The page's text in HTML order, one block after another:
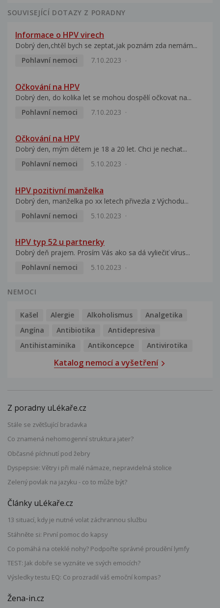
SOUVISEJÍCÍ DOTAZY Z PORADNY
Informace o HPV virech
Dobrý den,chtěl bych se zeptat,jak poznám zda nemám...
Pohlavní nemoci
7.10.2023
Očkování na HPV
Dobrý den, do kolika let se mohou dospělí očkovat na...
Pohlavní nemoci
7.10.2023
Očkování na HPV
Dobrý den, mým dětem je 18 a 20 let. Chci je nechat...
Pohlavní nemoci
5.10.2023
HPV pozitivní manželka
Dobrý den, manželka po xx letech přivezla z Východu...
Pohlavní nemoci
5.10.2023
HPV typ 52 u partnerky
Dobrý deň prajem. Prosím Vás ako sa dá vyliečiť vírus...
Pohlavní nemoci
5.10.2023
NEMOCI
Kašel Alergie Alkoholismus
Analgetika
Angína
Antibiotika
Antidepresiva
Antihistaminika
Antikoncepce Antivirotika
Katalog nemocí a vyšetření
Z poradny uLékaře.cz
Stále se zvětšující bradavka
Co znamená nehomogenní struktura jater?
Občasné píchnutí pod žebry
Dyspepsie: Větry i při malé námaze, nepravidelná stolice
Zelený povlak na jazyku - co to může být?
Články uLékaře.cz
13 situací, kdy je nutné volat záchrannou službu
Stáhněte si: První pomoc do kapsy
Co pomáhá na oteklé nohy? Podpořte správné proudění lymfy
TEST: Jak dobře se vyznáte ve svých emocích?
Výsledky testu EQ: Co prozradil váš emoční kompas?
Žena-in.cz